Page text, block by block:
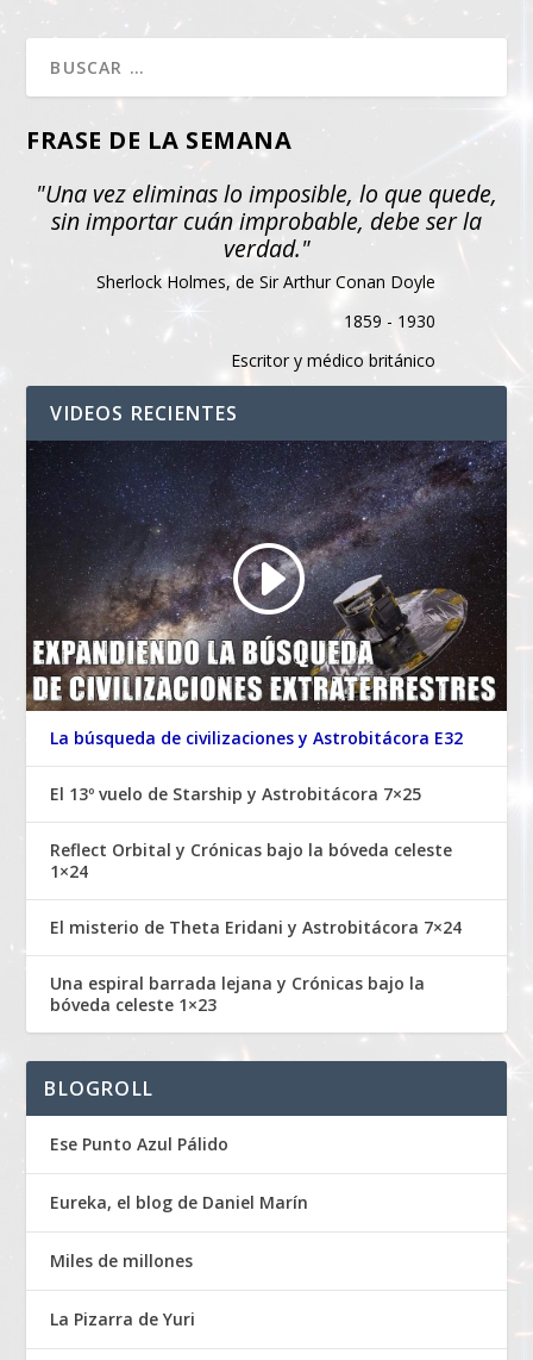
FRASE DE LA SEMANA
"Una vez eliminas lo imposible, lo que quede,
sin importar cuán improbable, debe ser la
verdad."
Sherlock Holmes, de Sir Arthur Conan Doyle
1859 - 1930
Escritor y médico británico
VIDEOS RECIENTES
La búsqueda de civilizaciones y Astrobitácora E32
El 13º vuelo de Starship y Astrobitácora 7×25
Reflect Orbital y Crónicas bajo la bóveda celeste
1×24
El misterio de Theta Eridani y Astrobitácora 7×24
Una espiral barrada lejana y Crónicas bajo la
bóveda celeste 1×23
BLOGROLL
Ese Punto Azul Pálido
Eureka, el blog de Daniel Marín
Miles de millones
La Pizarra de Yuri